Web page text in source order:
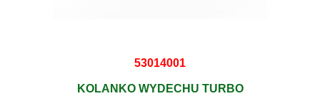
53014001
KOLANKO WYDECHU TURBO